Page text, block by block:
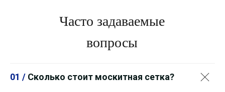
Часто задаваемые
вопросы
01 / Сколько стоит москитная сетка?